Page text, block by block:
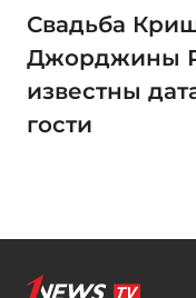
Свадьба
Джорджины
известны
гости